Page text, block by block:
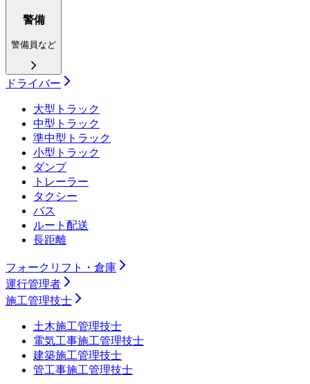
警備
警備員など
ドライバー
大型トラック
中型トラック
準中型トラック
小型トラック
ダンプ
トレーラー
タクシー
バス
ルート配送
長距離
フォークリフト・倉庫
運行管理者
施工管理技士
土木施工管理技士
電気工事施工管理技士
建築施工管理技士
管工事施工管理技士